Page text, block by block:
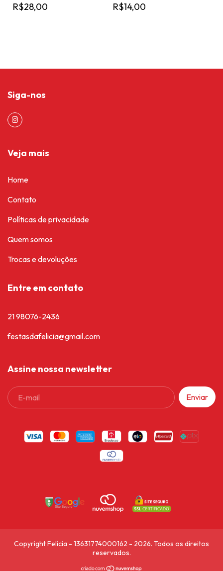
R$28,00 R$14,00
Siga-nos
Veja mais
Home
Contato
Políticas de privacidade
Quem somos
Trocas e devoluções
Entre em contato
21 98076-2436
festasdafelicia@gmail.com
Assine nossa newsletter
Copyright Felicia - 13631774000162 - 2026. Todos os direitos
reservados.